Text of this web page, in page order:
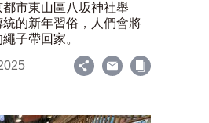
都市東山區八坂神社舉
的新年習俗，人們會將
子帶回家。